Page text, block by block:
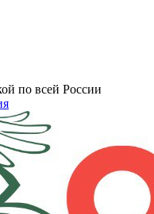
по всей России